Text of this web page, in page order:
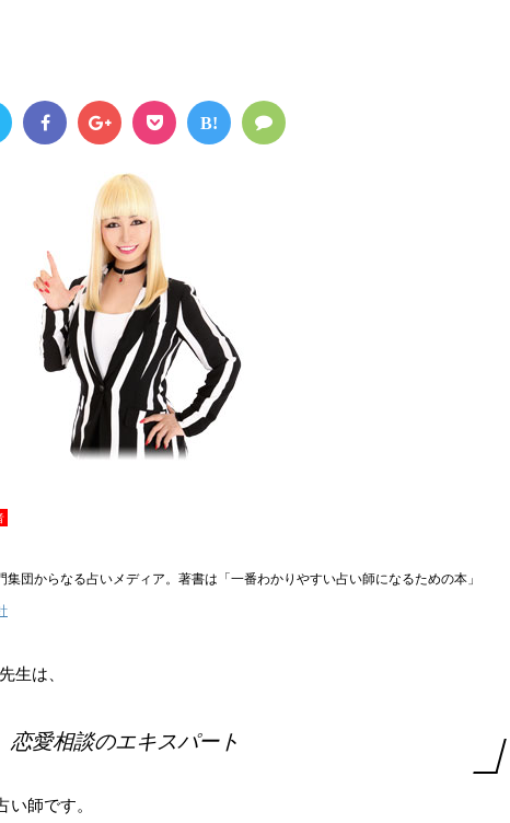
B!
集団からなる占いメディア。著書は「一番わかりやすい占い師になるための本」
生は、
恋愛相談のエキスパート
師です。